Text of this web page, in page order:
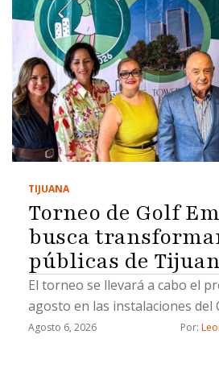
TIJUANA
Torneo de Golf
busca
públicas de
El torneo se llevará a cabo el
agosto en las instalaciones del
Agosto 6, 2026 Por: